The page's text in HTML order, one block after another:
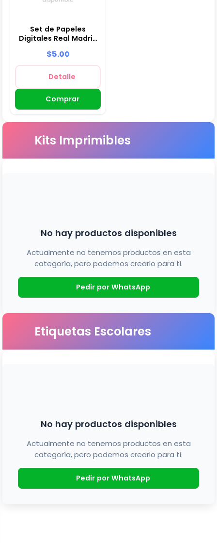
Set de Papeles
Digitales Real Madrid
Fondos para Fiestas y
Scrapbooking
$5.00
Detalle
Comprar
Kits Imprimibles
No hay productos disponibles
Actualmente no tenemos productos en esta
categoría, pero podemos crearlo para ti.
Pedir por WhatsApp
Etiquetas Escolares
No hay productos disponibles
Actualmente no tenemos productos en esta
categoría, pero podemos crearlo para ti.
Pedir por WhatsApp